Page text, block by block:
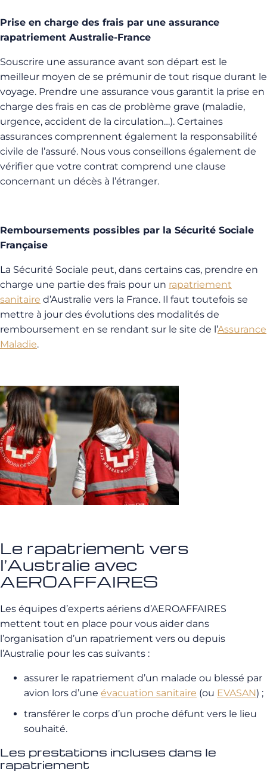
Prise en charge des frais par une assurance
rapatriement Australie-France
Souscrire une assurance avant son départ est le
meilleur moyen de se prémunir de tout risque durant le
voyage. Prendre une assurance vous garantit la prise en
charge des frais en cas de problème grave (maladie,
urgence, accident de la circulation…). Certaines
assurances comprennent également la responsabilité
civile de l’assuré. Nous vous conseillons également de
vérifier que votre contrat comprend une clause
concernant un décès à l’étranger.
Remboursements possibles par la Sécurité Sociale
Française
La Sécurité Sociale peut, dans certains cas, prendre en
charge une partie des frais pour un rapatriement
sanitaire d’Australie vers la France. Il faut toutefois se
mettre à jour des évolutions des modalités de
remboursement en se rendant sur le site de l’Assurance
Maladie.
Le rapatriement vers
l’Australie avec
AEROAFFAIRES
Les équipes d’experts aériens d’AEROAFFAIRES
mettent tout en place pour vous aider dans
l’organisation d’un rapatriement vers ou depuis
l’Australie pour les cas suivants :
assurer le rapatriement d’un malade ou blessé par
avion lors d’une évacuation sanitaire (ou EVASAN) ;
transférer le corps d’un proche défunt vers le lieu
souhaité.
Les prestations incluses dans le
rapatriement